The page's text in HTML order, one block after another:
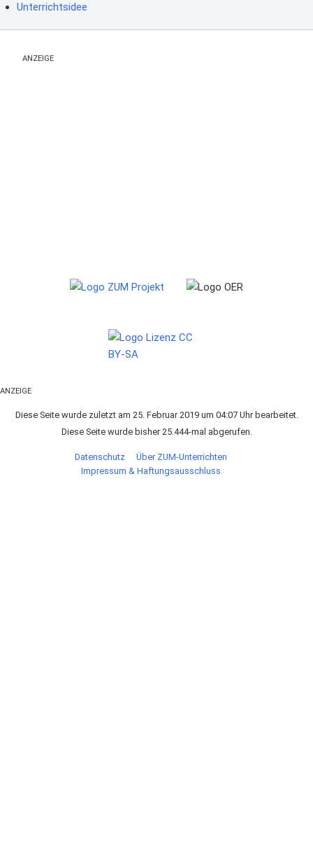
Unterrichtsidee
ANZEIGE
ANZEIGE
Diese Seite wurde zuletzt am 25. Februar 2019 um 04:07 Uhr bearbeitet.
Diese Seite wurde bisher 25.444-mal abgerufen.
Datenschutz
Über ZUM-Unterrichten
Impressum & Haftungsausschluss